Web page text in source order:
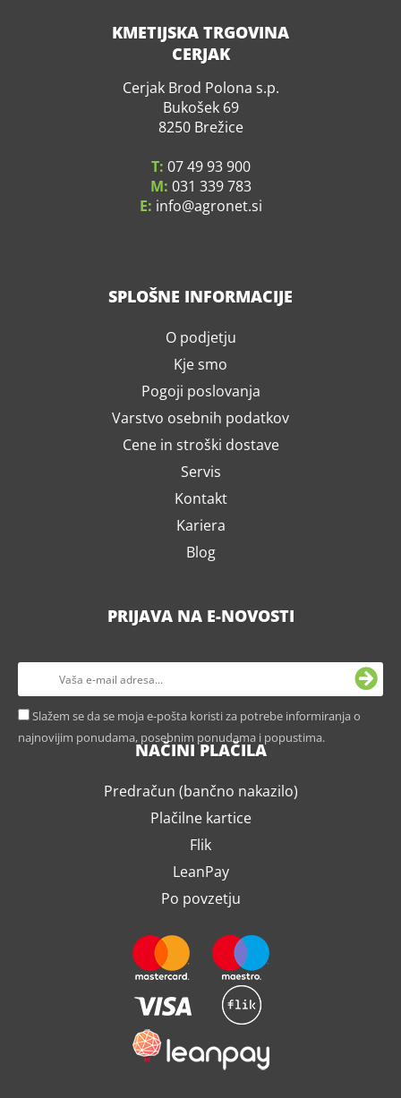
KMETIJSKA TRGOVINA
CERJAK
Cerjak Brod Polona s.p.
Bukošek 69
8250 Brežice
T: 07 49 93 900
M: 031 339 783
E: info agronet.si
SPLOŠNE INFORMACIJE
O podjetju
Kje smo
Pogoji poslovanja
Varstvo osebnih podatkov
Cene in stroški dostave
Servis
Kontakt
Kariera
Blog
PRIJAVA NA E-NOVOSTI
Slažem se da se moja e-pošta koristi za potrebe informiranja o
najnovijim ponudama, posebnim ponudama i popustima.
NAČINI PLAČILA
Predračun (bančno nakazilo)
Plačilne kartice
Flik
LeanPay
Po povzetju